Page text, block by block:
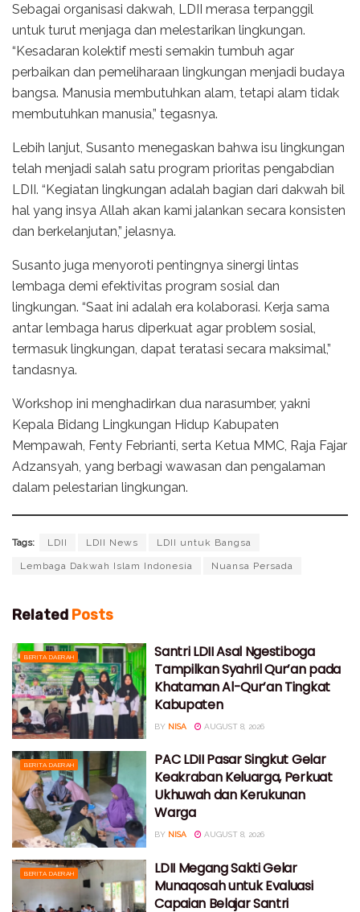
Sebagai organisasi dakwah, LDII merasa terpanggil
untuk turut menjaga dan melestarikan lingkungan.
“Kesadaran kolektif mesti semakin tumbuh agar
perbaikan dan pemeliharaan lingkungan menjadi budaya
bangsa. Manusia membutuhkan alam, tetapi alam tidak
membutuhkan manusia,” tegasnya.
Lebih lanjut, Susanto menegaskan bahwa isu lingkungan
telah menjadi salah satu program prioritas pengabdian
LDII. “Kegiatan lingkungan adalah bagian dari dakwah bil
hal yang insya Allah akan kami jalankan secara konsisten
dan berkelanjutan,” jelasnya.
Susanto juga menyoroti pentingnya sinergi lintas
lembaga demi efektivitas program sosial dan
lingkungan. “Saat ini adalah era kolaborasi. Kerja sama
antar lembaga harus diperkuat agar problem sosial,
termasuk lingkungan, dapat teratasi secara maksimal,”
tandasnya.
Workshop ini menghadirkan dua narasumber, yakni
Kepala Bidang Lingkungan Hidup Kabupaten
Mempawah, Fenty Febrianti, serta Ketua MMC, Raja Fajar
Adzansyah, yang berbagi wawasan dan pengalaman
dalam pelestarian lingkungan.
Tags: LDII LDII News LDII untuk Bangsa
Lembaga Dakwah Islam Indonesia Nuansa Persada
Related Posts
BERITA DAERAH
Santri LDII Asal Ngestiboga
Tampilkan Syahril Qur’an pada
Khataman Al-Qur’an Tingkat
Kabupaten
BY NISA AUGUST 8, 2026
BERITA DAERAH
PAC LDII Pasar Singkut Gelar
Keakraban Keluarga, Perkuat
Ukhuwah dan Kerukunan
Warga
BY NISA AUGUST 8, 2026
BERITA DAERAH
LDII Megang Sakti Gelar
Munaqosah untuk Evaluasi
Capaian Belajar Santri